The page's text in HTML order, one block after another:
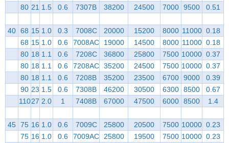
80 21 1.5 0.6 7307B 38200 24500 7000 9500 0.51
40 68 15 1.0 0.3 7008C 20000 15200 8000 11000 0.18
68 15 1.0 0.6 7008AC 19000 14500 8000 11000 0.18
80 18 1.1 0.6 7208C 36800 25800 7500 10000 0.37
80 18 1.1 0.6 7208AC 35200 24500 7500 10000 0.37
80 18 1.1 0.6 7208B 35200 23500 6700 9000
0.39
90 23 1.5 0.6 7308B 46200 30500 6300 8500
0.67
11027 2.0 1 7408B 67000 47500 6000 8500 1.4
45 75 16 1.0 0.6 7009C 25800 20500 7500 10000 0.23
75 16 1.0 0.6 7009AC 25800 19500 7500 10000 0.23